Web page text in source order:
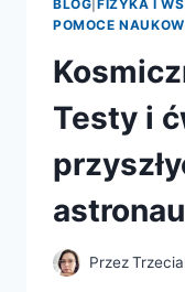
BLOG FIZYKA I
POMOCE
Testy i
Przez